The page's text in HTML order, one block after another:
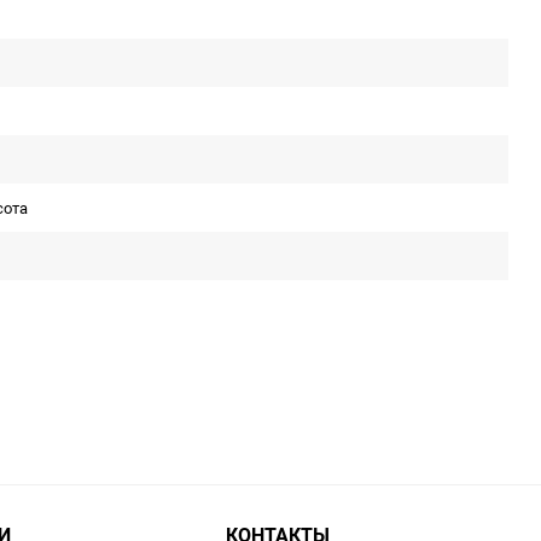
КОНТАКТЫ